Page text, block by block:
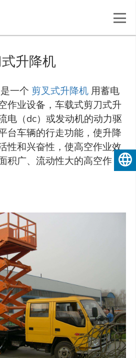
升降机
一个 剪叉式升降机用蓄电
作业设备，车载式剪刀式升
电（dc）或发动机的动力驱
台车辆的行走功能，使升降
性和兴奋性，使高空作业效
积广、流动性大的高空作
简体中文